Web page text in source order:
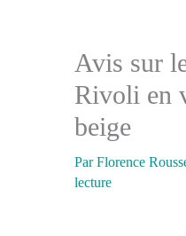
Avis sur
Rivoli en
beige
ParFlorence
lecture